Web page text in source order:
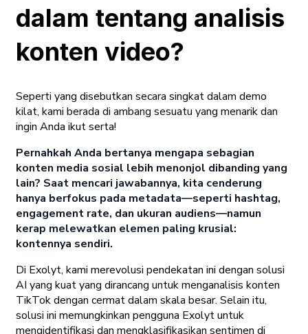
dalam tentang analisis
konten video?
Seperti yang disebutkan secara singkat dalam demo
kilat, kami berada di ambang sesuatu yang menarik dan
ingin Anda ikut serta!
Pernahkah Anda bertanya mengapa sebagian
konten media sosial lebih menonjol dibanding yang
lain? Saat mencari jawabannya, kita cenderung
hanya berfokus pada metadata—seperti hashtag,
engagement rate, dan ukuran audiens—namun
kerap melewatkan elemen paling krusial:
kontennya sendiri.
Di Exolyt, kami merevolusi pendekatan ini dengan solusi
AI yang kuat yang dirancang untuk menganalisis konten
TikTok dengan cermat dalam skala besar. Selain itu,
solusi ini memungkinkan pengguna Exolyt untuk
mengidentifikasi dan mengklasifikasikan sentimen di